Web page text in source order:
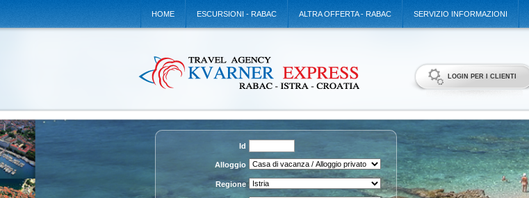
HOME ESCURSIONI - RABAC ALTRA OFFERTA - RABAC SERVIZIO INFORMAZIONI
LOGIN PER I CLIENTI
Id
Alloggio
Regione